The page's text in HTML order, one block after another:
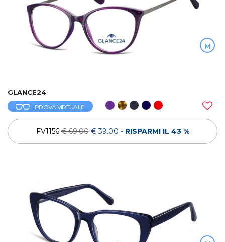
M
GLANCE24
PROVA VIRTUALE
FV1156€ 69.00 € 39.00 - RISPARMI IL 43 %